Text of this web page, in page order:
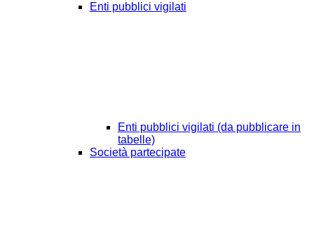
Enti pubblici vigilati
Enti pubblici vigilati (da pubblicare in
tabelle)
Società partecipate